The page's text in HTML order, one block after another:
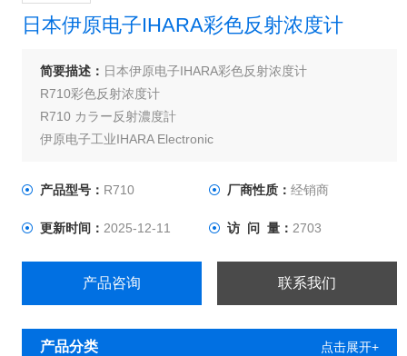
日本伊原电子IHARA彩色反射浓度计
简要描述： 日本伊原电子IHARA彩色反射浓度计
R710彩色反射浓度计
R710 カラー反射濃度計
伊原电子工业IHARA Electronic
产品型号： R710 厂商性质：经销商
更新时间： 2025-12-11 访 问 量：2703
产品咨询 联系我们
产品分类 点击展开+